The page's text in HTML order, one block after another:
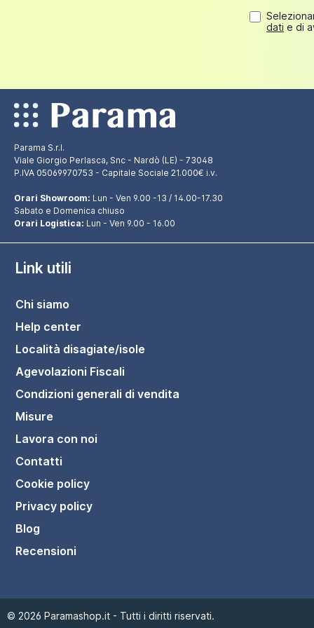
Piatto doccia semicircolare 90x90 cm in
113,99 €
dati e di
Parama S.r.l.
Viale Giorgio Perlasca, Snc - Nardò (LE) - 73048
P.IVA 05069970753 - Capitale Sociale 21.000€ i.v.
Orari Showroom: Lun - Ven 9.00 -13 / 14.00-17.30
Sabato e Domenica chiuso
Orari Logistica: Lun - Ven 9.00 - 16.00
Link utili
Chi siamo
Help center
Località disagiate/isole
Agevolazioni Fiscali
Condizioni generali di vendita
Misure
Lavora con noi
Contatti
Cookie policy
Privacy policy
Blog
Recensioni
© 2026 Paramashop.it - Tutti i diritti riservati.